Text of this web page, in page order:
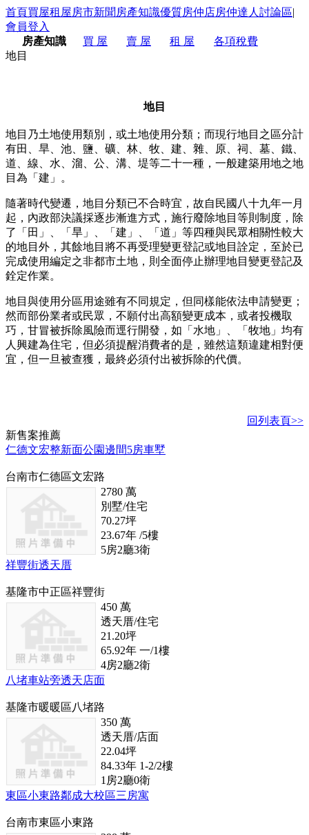
首頁買屋租屋房市新聞 房產知識優質房仲店房仲達人 討論區|
會員登入
房產知識
買 屋 賣 屋 租 屋
各項稅費
地目
地目
地目乃土地使用類別，或土地使用分類；而現行地目之區分計
有田、旱、池、鹽、礦、林、牧、建、雜、原、祠、墓、鐵、
道、線、水、溜、公、溝、堤等二十一種，一般建築用地之地
目為「建」。
隨著時代變遷，地目分類已不合時宜，故自民國八十九年一月
起，內政部決議採逐步漸進方式，施行廢除地目等則制度，除
了「田」、「旱」、「建」、「道」等四種與民眾相關性較大
的地目外，其餘地目將不再受理變更登記或地目詮定，至於已
完成使用編定之非都市土地，則全面停止辦理地目變更登記及
銓定作業。
地目與使用分區用途雖有不同規定，但同樣能依法申請變更；
然而部份業者或民眾，不願付出高額變更成本，或者投機取
巧，甘冒被拆除風險而逕行開發，如「水地」、「牧地」均有
人興建為住宅，但必須提醒消費者的是，雖然這類違建相對便
宜，但一旦被查獲，最終必須付出被拆除的代價。
回列表頁>>
新售案推薦
仁德文宏整新面公園邊間5房車墅
台南市仁德區文宏路
2780 萬
別墅/住宅
70.27坪
23.67年 /5樓
5房2廳3衛
祥豐街透天厝
基隆市中正區祥豐街
450 萬
透天厝/住宅
21.20坪
65.92年 一/1樓
4房2廳2衛
八堵車站旁透天店面
基隆市暖暖區八堵路
350 萬
透天厝/店面
22.04坪
84.33年 1-2/2樓
1 房2廳0衛
東區小東路鄰成大校區三房寓
台南市東區小東路